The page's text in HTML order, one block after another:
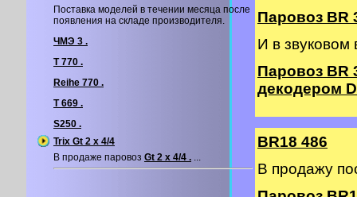
Поставка моделей в течении месяца после
появления на складе производителя.
ЧМЭ 3 .
T 770 .
Reihe 770 .
T 669 .
S250 .
Trix Gt 2 х 4/4
В продаже паровоз Gt 2 х 4/4 . ...
Паровоз BR
И в звуковом
Паровоз BR
декодером
BR18 486
В продажу